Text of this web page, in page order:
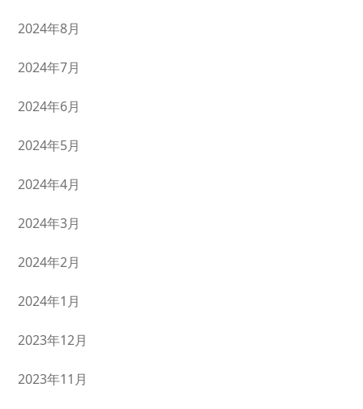
2024年8月
2024年7月
2024年6月
2024年5月
2024年4月
2024年3月
2024年2月
2024年1月
2023年12月
2023年11月